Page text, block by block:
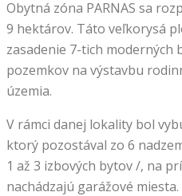
Obytná zóna PARNAS sa
9 hektárov. Táto veľkorysá
zasadenie 7-tich moderných
pozemkov na výstavbu
územia.
V rámci danej lokality bol
ktorý pozostával zo 6
1 až 3 izbových bytov /, na
nachádzajú garážové miesta.